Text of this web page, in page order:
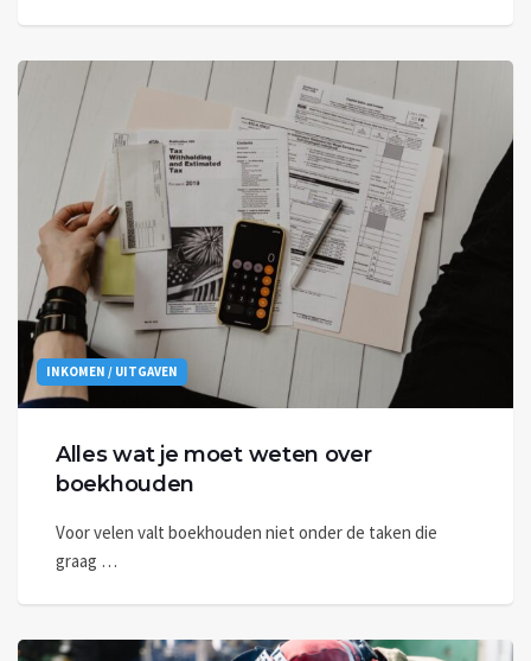
INKOMEN / UITGAVEN
Alles wat je moet weten over
boekhouden
Voor velen valt boekhouden niet onder de taken die
graag …